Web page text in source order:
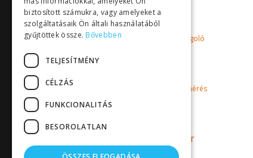
Toyo uszoda
uszodai vízkezelés
vegyszeradagolás
vegyszeradagoló
vegyszerszivattyú
vízminőségmérés
vízminőség mérés
vízminőség mérő
vízminőség mérő műszer
vízszivattyú
biztosított számukra, vagy amelyeket a
szolgáltatásaik Ön általi használatából
gyűjtöttek össze. Bővebben
TELJESÍTMÉNY
CÉLZÁS
FUNKCIONALITÁS
BESOROLATLAN